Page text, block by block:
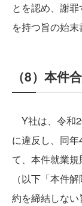
とを認め、謝
を持つ旨の始末
（8）本件
Y社は、令和
に違反し、同
て、本件就業
（以下「本件
約を締結しな